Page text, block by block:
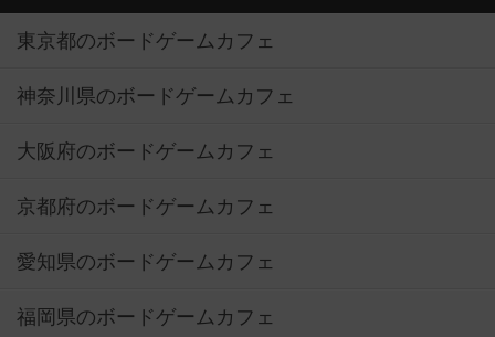
東京都のボードゲームカフェ
神奈川県のボードゲームカフェ
大阪府のボードゲームカフェ
京都府のボードゲームカフェ
愛知県のボードゲームカフェ
福岡県のボードゲームカフェ